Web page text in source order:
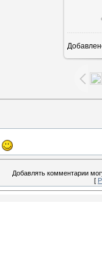
Добавлять комментарии
[